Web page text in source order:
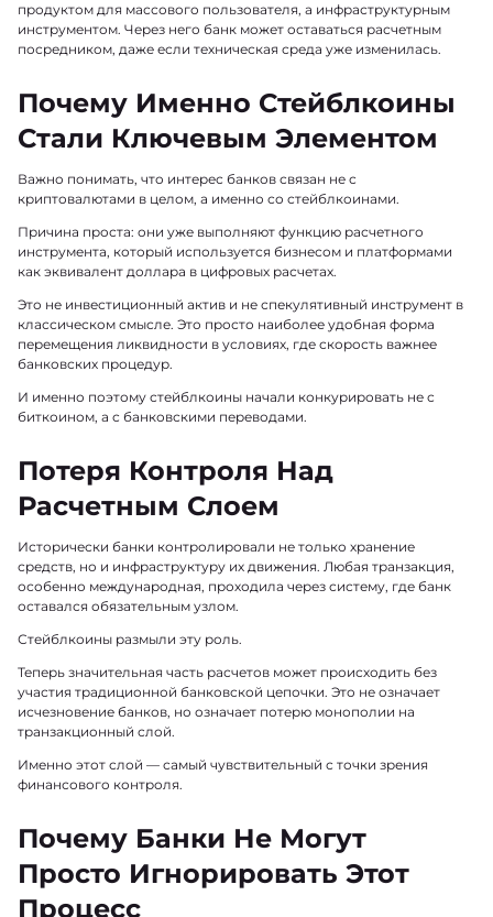
продуктом для массового пользователя, а инфраструктурным
инструментом. Через него банк может оставаться расчетным
посредником, даже если техническая среда уже изменилась.
Почему Именно Стейблкоины
Стали Ключевым Элементом
Важно понимать, что интерес банков связан не с
криптовалютами в целом, а именно со стейблкоинами.
Причина проста: они уже выполняют функцию расчетного
инструмента, который используется бизнесом и платформами
как эквивалент доллара в цифровых расчетах.
Это не инвестиционный актив и не спекулятивный инструмент в
классическом смысле. Это просто наиболее удобная форма
перемещения ликвидности в условиях, где скорость важнее
банковских процедур.
И именно поэтому стейблкоины начали конкурировать не с
биткоином, а с банковскими переводами.
Потеря Контроля Над
Расчетным Слоем
Исторически банки контролировали не только хранение
средств, но и инфраструктуру их движения. Любая транзакция,
особенно международная, проходила через систему, где банк
оставался обязательным узлом.
Стейблкоины размыли эту роль.
Теперь значительная часть расчетов может происходить без
участия традиционной банковской цепочки. Это не означает
исчезновение банков, но означает потерю монополии на
транзакционный слой.
Именно этот слой — самый чувствительный с точки зрения
финансового контроля.
Почему Банки Не Могут
Просто Игнорировать Этот
Процесс